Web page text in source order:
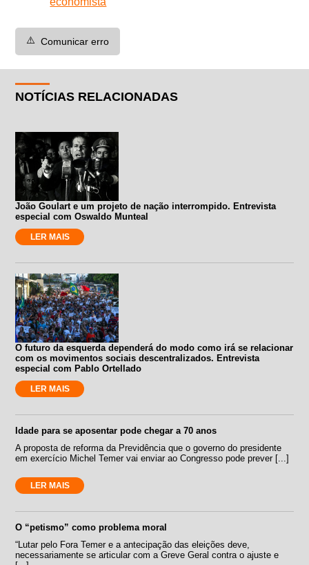
⚠️ Comunicar erro
NOTÍCIAS RELACIONADAS
João Goulart e um projeto de nação interrompido. Entrevista
especial com Oswaldo Munteal
LER MAIS
O futuro da esquerda dependerá do modo como irá se relacionar
com os movimentos sociais descentralizados. Entrevista
especial com Pablo Ortellado
LER MAIS
Idade para se aposentar pode chegar a 70 anos
A proposta de reforma da Previdência que o governo do presidente
em exercício Michel Temer vai enviar ao Congresso pode prever [...]
LER MAIS
O “petismo” como problema moral
“Lutar pelo Fora Temer e a antecipação das eleições deve,
necessariamente se articular com a Greve Geral contra o ajuste e